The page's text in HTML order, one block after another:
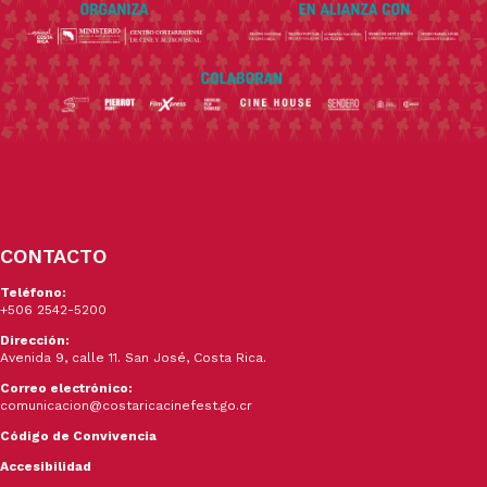
CONTACTO
Teléfono:
+506 2542-5200
Dirección:
Avenida 9, calle 11. San José, Costa Rica.
Correo electrónico:
comunicacion@costaricacinefest.go.cr
Código de Convivencia
Accesibilidad